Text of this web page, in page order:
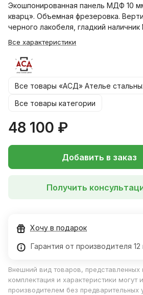
Экошпонированная панель МДФ 10
кварц». Объемная фрезеровка.
черного лакобеля, гладкий
Все характеристики
Все товары «АСД» Ателье
Все товары категории
48 100 ₽
Добавить в заказ
Получить
Хочу в подарок
Гарантия от производителя
Внешний вид товаров, представленных
комплектация и характеристики могут
производителем без предварительных